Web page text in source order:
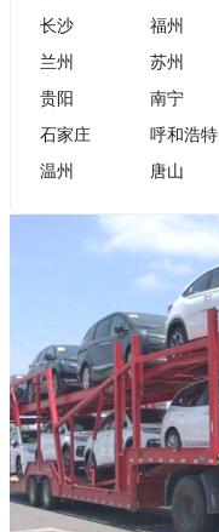
长沙
福州
兰州
苏州
贵阳
南宁
石家庄
呼和浩特
温州
唐山